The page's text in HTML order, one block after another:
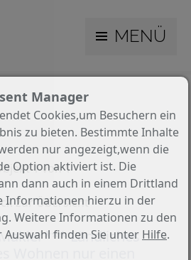
MENÜ
1 von 1
zur Übersicht
Ländliches
Manager
Cookies,um Besuchern ein
zu bieten. Bestimmte Inhalte
nur angezeigt,wenn die
Option aktiviert ist. Die
dann auch in einem Drittland
Informationen hierzu in der
Weitere Informationen zu den
finden Sie unter Hilfe.